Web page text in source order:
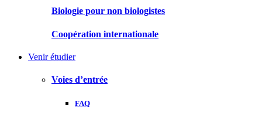
Biologie pour non biologistes
Coopération internationale
Venir étudier
Voies d’entrée
FAQ